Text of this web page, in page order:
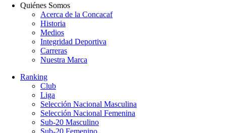
Quiénes Somos
Acerca de la Concacaf
Historia
Medios
Integridad Deportiva
Carreras
Nuestra Marca
Ranking
Club
Liga
Selección Nacional Masculina
Selección Nacional Femenina
Sub-20 Masculino
Sub-20 Femenino